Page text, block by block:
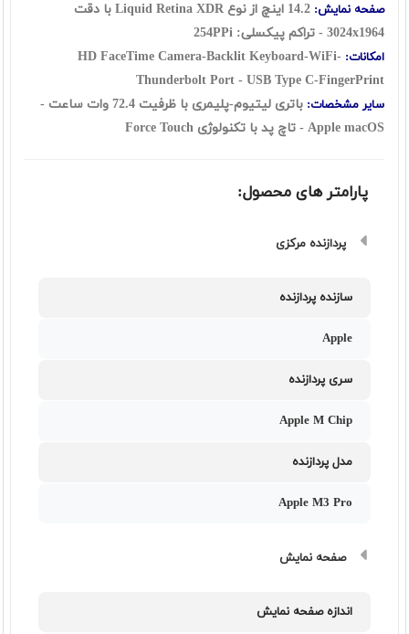
صفحه نمایش:
14.2 اینچ از نوع Liquid Retina XDR با دقت
3024x1964 - تراکم پیکسلی: 254PPi
امکانات: HD FaceTime Camera-Backlit Keyboard-WiFi-
Thunderbolt Port - USB Type C-FingerPrint
سایر مشخصات:
باتری لیتیوم-پلیمری با ظرفیت 72.4 وات ساعت -
Apple macOS - تاچ پد با تکنولوژی Force Touch
پارامتر های محصول:
پردازنده مرکزی
سازنده پردازنده
Apple
سری پردازنده
Apple M Chip
مدل پردازنده
Apple M3 Pro
صفحه نمایش
اندازه صفحه نمایش